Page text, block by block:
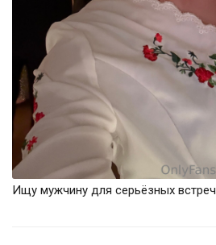
Ищу мужчину для серьёзных встреч